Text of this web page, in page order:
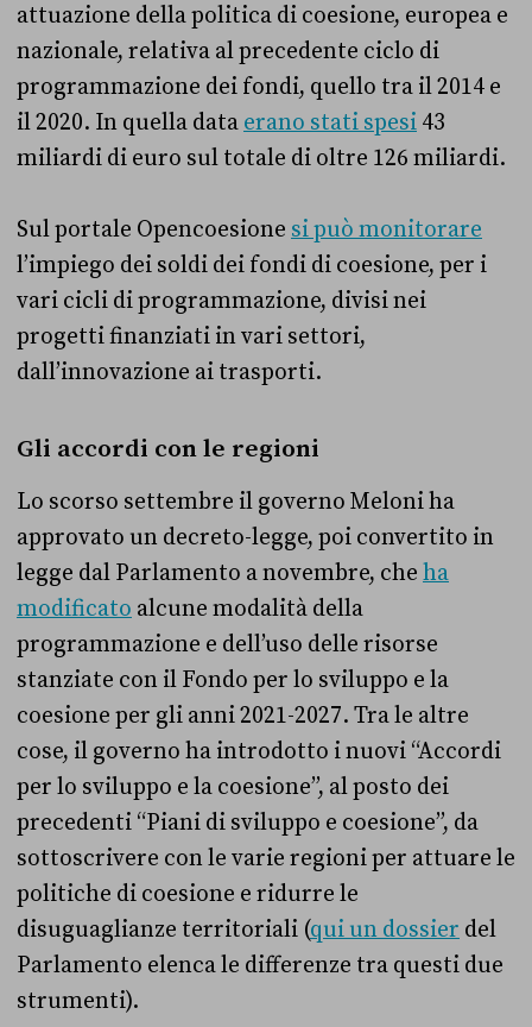
attuazione della politica di coesione, europea e
nazionale, relativa al precedente ciclo di
programmazione dei fondi, quello tra il 2014 e
il 2020. In quella data erano stati spesi 43
miliardi di euro sul totale di oltre 126 miliardi.
Sul portale Opencoesione si può monitorare
l’impiego dei soldi dei fondi di coesione, per i
vari cicli di programmazione, divisi nei
progetti finanziati in vari settori,
dall’innovazione ai trasporti.
Gli accordi con le regioni
Lo scorso settembre il governo Meloni ha
approvato un decreto-legge, poi convertito in
legge dal Parlamento a novembre, che ha
modificato alcune modalità della
programmazione e dell’uso delle risorse
stanziate con il Fondo per lo sviluppo e la
coesione per gli anni 2021-2027. Tra le altre
cose, il governo ha introdotto i nuovi “Accordi
per lo sviluppo e la coesione”, al posto dei
precedenti “Piani di sviluppo e coesione”, da
sottoscrivere con le varie regioni per attuare le
politiche di coesione e ridurre le
disuguaglianze territoriali (qui un dossier del
Parlamento elenca le differenze tra questi due
strumenti).